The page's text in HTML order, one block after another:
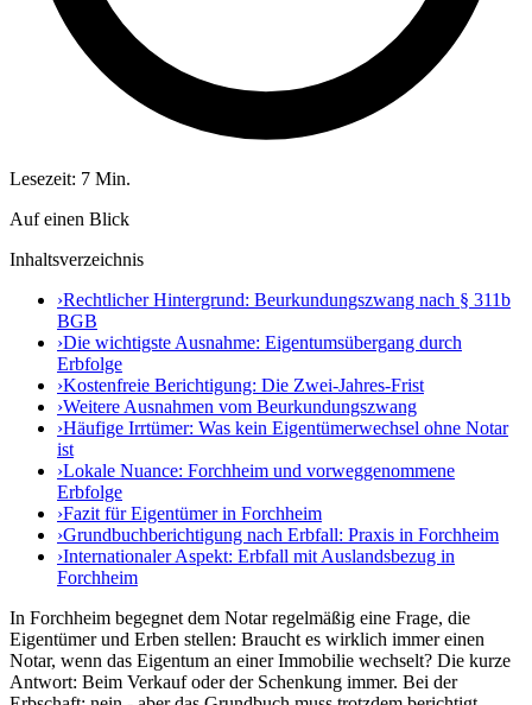
Lesezeit: 7 Min.
Auf einen Blick
Inhaltsverzeichnis
›Rechtlicher Hintergrund: Beurkundungszwang nach § 311b
BGB
›Die wichtigste Ausnahme: Eigentumsübergang durch
Erbfolge
›Kostenfreie Berichtigung: Die Zwei-Jahres-Frist
›Weitere Ausnahmen vom Beurkundungszwang
›Häufige Irrtümer: Was kein Eigentümerwechsel ohne Notar
ist
›Lokale Nuance: Forchheim und vorweggenommene
Erbfolge
›Fazit für Eigentümer in Forchheim
›Grundbuchberichtigung nach Erbfall: Praxis in Forchheim
›Internationaler Aspekt: Erbfall mit Auslandsbezug in
Forchheim
In Forchheim begegnet dem Notar regelmäßig eine Frage, die
Eigentümer und Erben stellen: Braucht es wirklich immer einen
Notar, wenn das Eigentum an einer Immobilie wechselt? Die kurze
Antwort: Beim Verkauf oder der Schenkung immer. Bei der